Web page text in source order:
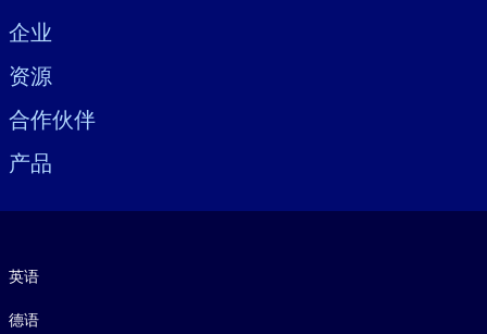
Visually hidden Text
企业
资源
合作伙伴
产品
英语
德语